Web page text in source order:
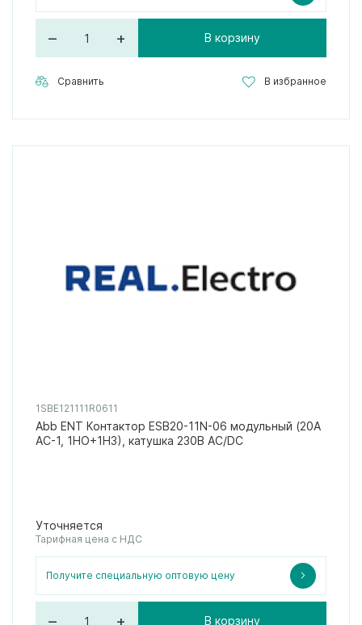
– + В корзину
Сравнить В избранное
1SBE121111R0611
Abb ENT Контактор ESB20-11N-06 модульный (20А
АС-1, 1НО+1НЗ), катушка 230В AC/DC
Уточняется
Тарифная цена с НДС
Получите специальную оптовую цену
– + В корзину